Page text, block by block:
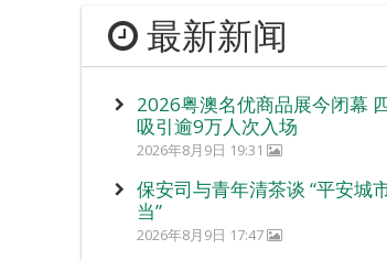
最新新闻
2026粤澳名优商品展今闭幕
吸引逾9万人次入场
2026年8月9日 19:31
保安司与青年清茶谈 “平安城
当”
2026年8月9日 17:47